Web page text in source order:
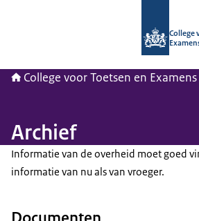
College
College voor Toetsen en Examens
Archief
Informatie van de overheid moet goed
informatie van nu als van vroeger.